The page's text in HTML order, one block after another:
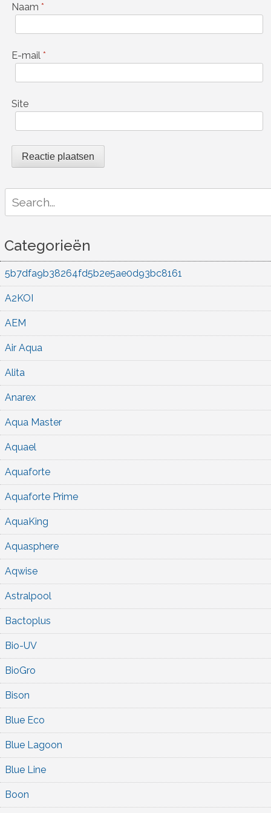
Naam *
E-mail *
Site
for:
Categorieën
5b7dfa9b38264fd5b2e5ae0d93bc8161
A2KOI
AEM
Air Aqua
Alita
Anarex
Aqua Master
Aquael
Aquaforte
Aquaforte Prime
AquaKing
Aquasphere
Aqwise
Astralpool
Bactoplus
Bio-UV
BioGro
Bison
Blue Eco
Blue Lagoon
Blue Line
Boon